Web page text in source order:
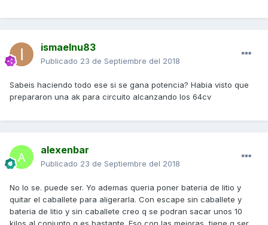
ismaelnu83
Publicado 23 de Septiembre del 2018
Sabeis haciendo todo ese si se gana potencia? Habia visto que
prepararon una ak para circuito alcanzando los 64cv
alexenbar
Publicado 23 de Septiembre del 2018
No lo se. puede ser. Yo ademas queria poner bateria de litio y
quitar el caballete para aligerarla. Con escape sin caballete y
bateria de litio y sin caballete creo q se podran sacar unos 10